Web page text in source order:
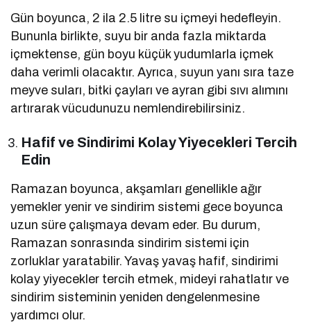
Gün boyunca, 2 ila 2.5 litre su içmeyi hedefleyin.
Bununla birlikte, suyu bir anda fazla miktarda
içmektense, gün boyu küçük yudumlarla içmek
daha verimli olacaktır. Ayrıca, suyun yanı sıra taze
meyve suları, bitki çayları ve ayran gibi sıvı alımını
artırarak vücudunuzu nemlendirebilirsiniz.
Hafif ve Sindirimi Kolay Yiyecekleri Tercih
Edin
Ramazan boyunca, akşamları genellikle ağır
yemekler yenir ve sindirim sistemi gece boyunca
uzun süre çalışmaya devam eder. Bu durum,
Ramazan sonrasında sindirim sistemi için
zorluklar yaratabilir. Yavaş yavaş hafif, sindirimi
kolay yiyecekler tercih etmek, mideyi rahatlatır ve
sindirim sisteminin yeniden dengelenmesine
yardımcı olur.